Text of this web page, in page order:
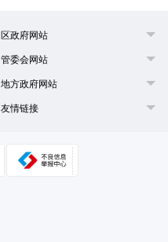
区政府网站
管委会网站
地方政府网站
友情链接